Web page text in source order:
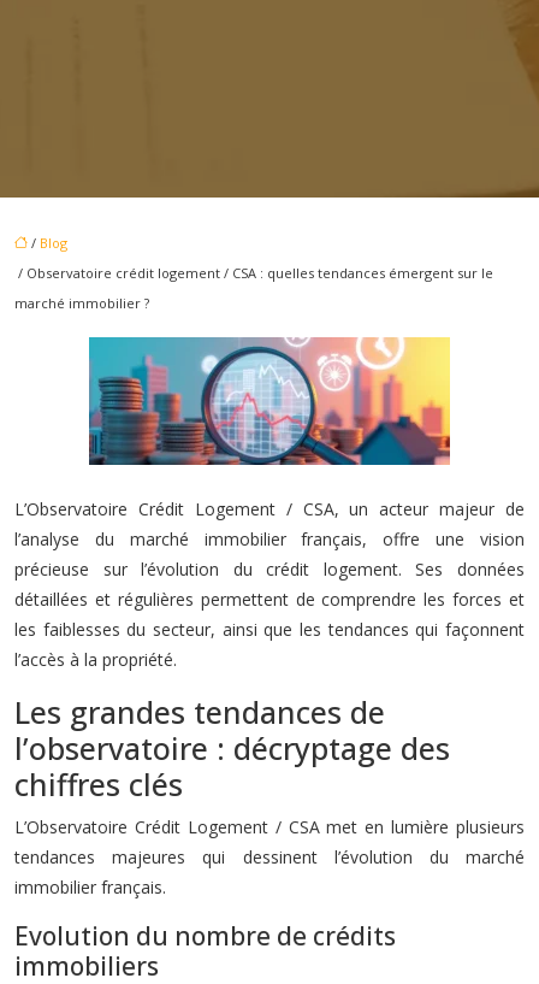
/ Blog
/ Observatoire crédit logement / CSA : quelles tendances émergent sur le
marché immobilier ?
L’Observatoire Crédit Logement / CSA, un acteur majeur de
l’analyse du marché immobilier français, offre une vision
précieuse sur l’évolution du crédit logement. Ses données
détaillées et régulières permettent de comprendre les forces et
les faiblesses du secteur, ainsi que les tendances qui façonnent
l’accès à la propriété.
Les grandes tendances de
l’observatoire : décryptage des
chiffres clés
L’Observatoire Crédit Logement / CSA met en lumière plusieurs
tendances majeures qui dessinent l’évolution du marché
immobilier français.
Evolution du nombre de crédits
immobiliers